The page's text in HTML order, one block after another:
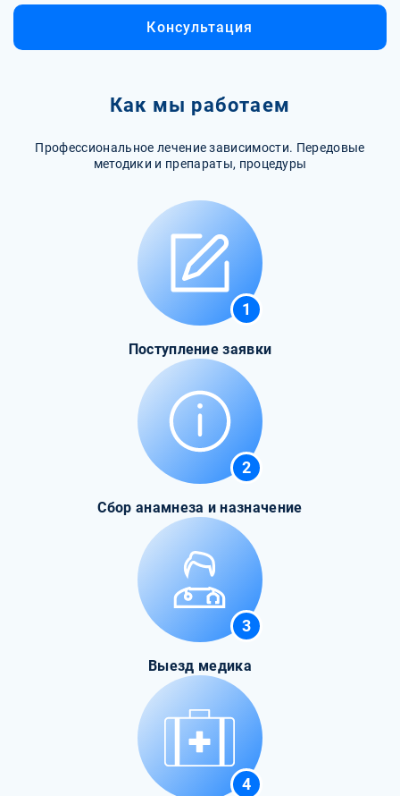
Консультация
Как мы работаем
Профессиональное лечение зависимости. Передовые
методики и препараты, процедуры
1
Поступление заявки
2
Сбор анамнеза и назначение
3
Выезд медика
4